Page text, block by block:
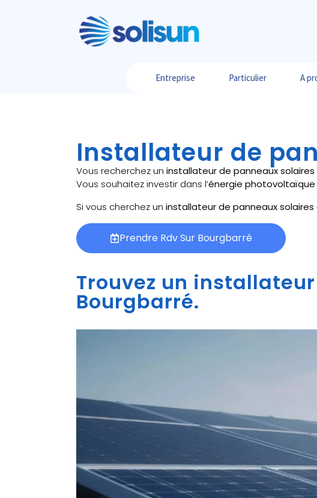
Entreprise Particulier A
Installateur de
Vous recherchez un installateur de panneaux solaires
Vous souhaitez investir dans l’énergie photovoltaïque
Si vous cherchez un installateur de panneaux solaires
Prendre Rdv Sur Bourgbarré
Trouvez un
Bourgbarré.